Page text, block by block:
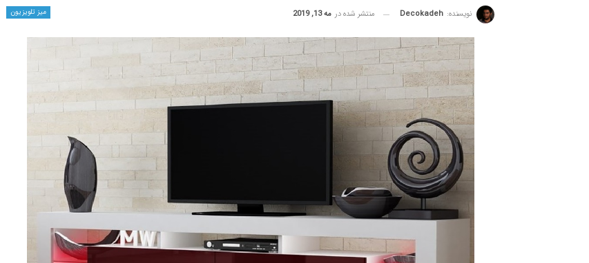
میز تلویزیون نویسنده: Decokadeh منتشر شده در مه 13, 2019